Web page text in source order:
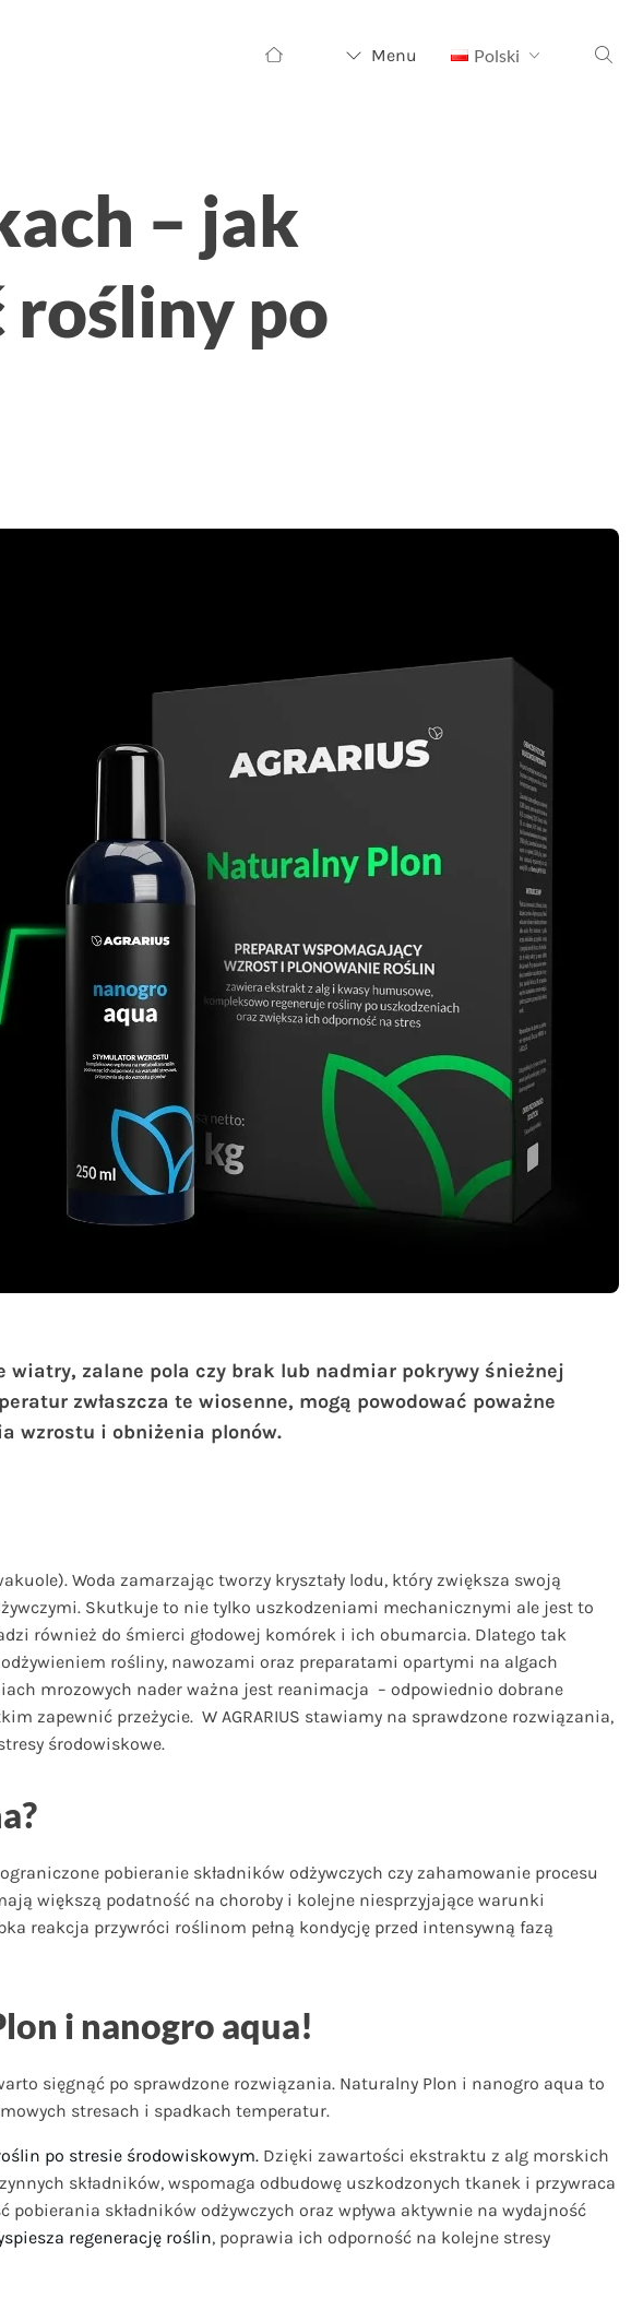
Menu Polski Szukaj:
– jak
po
zalane pola czy brak lub nadmiar pokrywy śnieżnej
zwłaszcza te wiosenne, mogą powodować poważne
wzrostu i obniżenia plonów.
Woda zamarzając tworzy kryształy lodu, który zwiększa swoją
Skutkuje to nie tylko uszkodzeniami mechanicznymi ale jest to
również do śmierci głodowej komórek i ich obumarcia. Dlatego tak
rośliny, nawozami oraz preparatami opartymi na algach
mrozowych nader ważna jest reanimacja – odpowiednio dobrane
zapewnić przeżycie. W AGRARIUS stawiamy na sprawdzone rozwiązania,
środowiskowe.
pobieranie składników odżywczych czy zahamowanie procesu
większą podatność na choroby i kolejne niesprzyjające warunki
reakcja przywróci roślinom pełną kondycję przed intensywną fazą
i nanogro aqua!
sięgnąć po sprawdzone rozwiązania. Naturalny Plon i nanogro aqua to
stresach i spadkach temperatur.
po stresie środowiskowym. Dzięki zawartości ekstraktu z alg morskich
składników, wspomaga odbudowę uszkodzonych tkanek i przywraca
składników odżywczych oraz wpływa aktywnie na wydajność
regenerację roślin, poprawia ich odporność na kolejne stresy